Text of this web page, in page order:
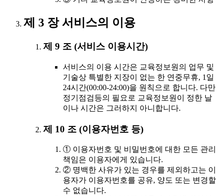
제 3 장 서비스의 이용
제 9 조 (서비스 이용시간)
서비스의 이용 시간은 교육정보원의 업무 및
기술상 특별한 지장이 없는 한 연중무휴, 1일
24시간(00:00-24:00)을 원칙으로 합니다. 다만
정기점검등의 필요로 교육정보원이 정한 날
이나 시간은 그러하지 아니합니다.
제 10 조 (이용자번호 등)
① 이용자번호 및 비밀번호에 대한 모든 관리
책임은 이용자에게 있습니다.
② 명백한 사유가 있는 경우를 제외하고는 이
용자가 이용자번호를 공유, 양도 또는 변경할
수 없습니다.